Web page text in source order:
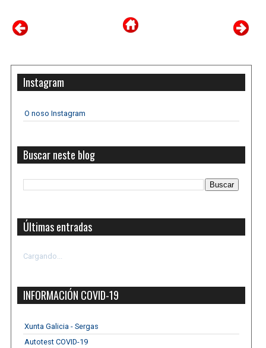
Instagram
O noso Instagram
Buscar neste blog
Últimas entradas
Cargando...
INFORMACIÓN COVID-19
Xunta Galicia - Sergas
Autotest COVID-19